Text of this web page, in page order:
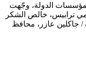
الدولة، وجّهت
ترابيس، خالص الشكر
/ جاكلين عازر، محافظ